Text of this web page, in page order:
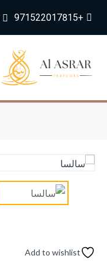
+971522017815
Add to wishlist